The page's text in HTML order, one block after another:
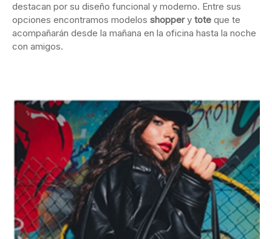
destacan por su diseño funcional y moderno. Entre sus
opciones encontramos modelos shoppery tote que te
acompañarán desde la mañana en la oficina hasta la noche
con amigos.